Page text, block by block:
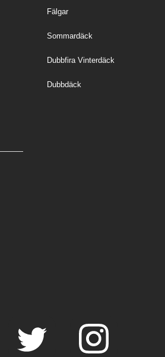
Fälgar
Sommardäck
Dubbfira Vinterdäck
Dubbdäck